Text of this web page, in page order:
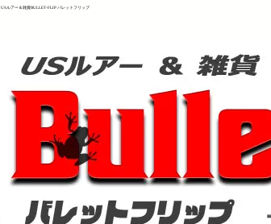
USルアー＆雑貨BULLET-FLIP バレットフリップ